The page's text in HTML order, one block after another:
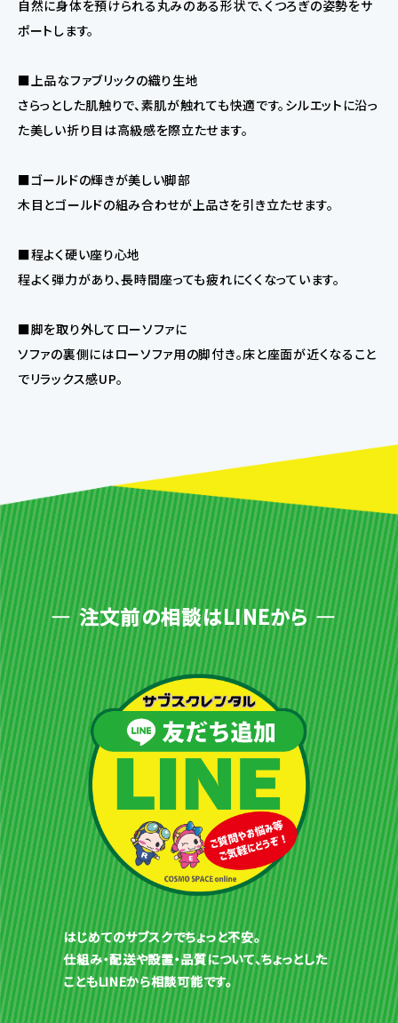
自然に身体を預けられる丸みのある形状で、くつろぎの姿勢をサ
ポートします。
■上品なファブリックの織り生地
さらっとした肌触りで、素肌が触れても快適です。シルエットに沿っ
た美しい折り目は高級感を際立たせます。
■ゴールドの輝きが美しい脚部
木目とゴールドの組み合わせが上品さを引き立たせます。
■程よく硬い座り心地
程よく弾力があり、長時間座っても疲れにくくなっています。
■脚を取り外してローソファに
ソファの裏側にはローソファ用の脚付き。床と座面が近くなること
でリラックス感UP。
注文前の相談はLINEから
はじめてのサブスクでちょっと不安。
仕組み・配送や設置・品質について、ちょっとした
こともLINEから相談可能です。